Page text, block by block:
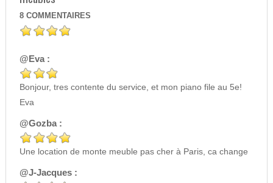
8 COMMENTAIRES
@Eva :
Bonjour, tres contente du service, et mon piano file au 5e!
Eva
@Gozba :
Une location de monte meuble pas cher à Paris, ca change
@J-Jacques :